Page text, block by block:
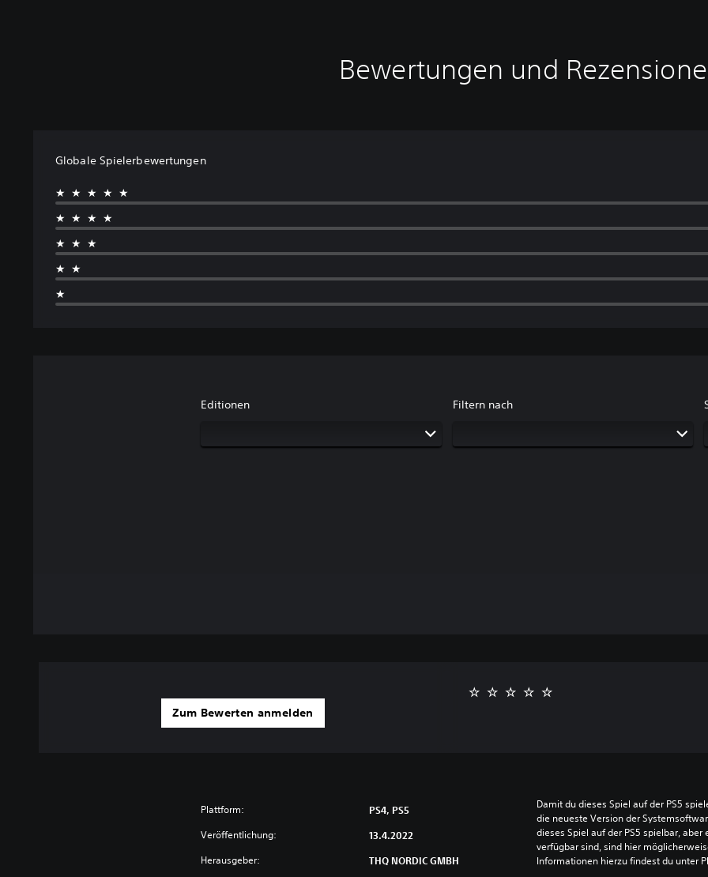
Bewertungen und
Globale Spielerbewertungen
★★★★★
★★★★
★★★
★★
★
Editionen Filtern nach
Zum Bewerten anmelden
Plattform: PS4, PS5
Veröffentlichung: 13.4.2022
Herausgeber: THQ NORDIC GMBH
Damit du dieses Spiel auf der PS5
die neueste Version der
dieses Spiel auf der PS5 spielbar,
verfügbar sind, sind hier
Informationen hierzu findest du unter